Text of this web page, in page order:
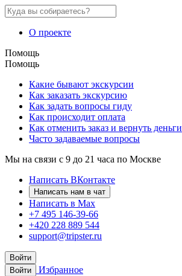
О проекте
Помощь
Помощь
Какие бывают экскурсии
Как заказать экскурсию
Как задать вопросы гиду
Как происходит оплата
Как отменить заказ и вернуть деньги
Часто задаваемые вопросы
Мы на связи с 9 до 21 часа по Москве
Написать ВКонтакте
Написать нам в чат
Написать в Max
+7 495 146-39-66
+420 228 889 544
support@tripster.ru
Войти
Войти
Избранное